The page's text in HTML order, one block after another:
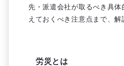
先・派遣会社が取るべき具体
えておくべき注意点まで、解
労災とは